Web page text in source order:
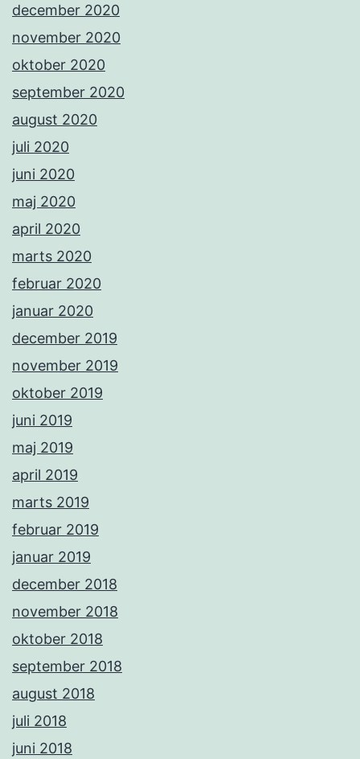
december 2020
november 2020
oktober 2020
september 2020
august 2020
juli 2020
juni 2020
maj 2020
april 2020
marts 2020
februar 2020
januar 2020
december 2019
november 2019
oktober 2019
juni 2019
maj 2019
april 2019
marts 2019
februar 2019
januar 2019
december 2018
november 2018
oktober 2018
september 2018
august 2018
juli 2018
juni 2018